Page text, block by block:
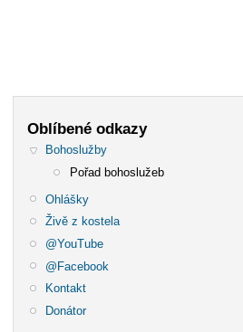
Oblíbené odkazy
Bohoslužby
Pořad bohoslužeb
Ohlášky
Živě z kostela
@YouTube
@Facebook
Kontakt
Donátor